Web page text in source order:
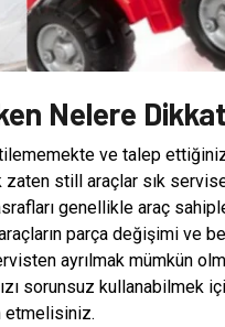
Nelere
ve talep
still araçlar sık
genellikle araç
parça değişimi ve
ayrılmak mümkün
sorunsuz kullanabilmek
etmelisiniz.